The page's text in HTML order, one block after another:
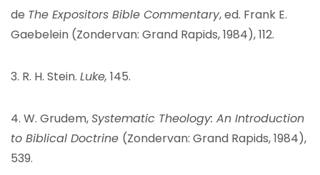
de The Expositors Bible Commentary, ed. Frank E.
Gaebelein (Zondervan: Grand Rapids, 1984), 112.
3. R. H. Stein. Luke, 145.
4. W. Grudem,Systematic Theology: An Introduction
to Biblical Doctrine (Zondervan: Grand Rapids, 1984),
539.